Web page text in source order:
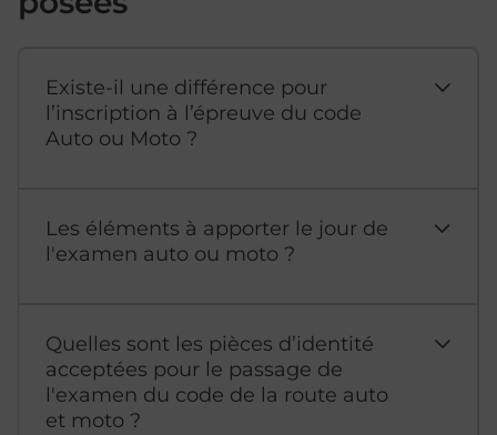
Existe-il une différence pour
l’inscription à l’épreuve du code
Auto ou Moto ?
Les éléments à apporter le jour de
l'examen auto ou moto ?
Quelles sont les pièces d’identité
acceptées pour le passage de
l'examen du code de la route auto
et moto ?